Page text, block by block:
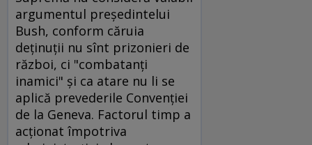
argumentul preşedintelui
Bush, conform căruia
deţinuţii nu sînt prizonieri de
război, ci "combatanţi
inamici" şi ca atare nu li se
aplică prevederile Convenţiei
de la Geneva. Factorul timp a
acţionat împotriva